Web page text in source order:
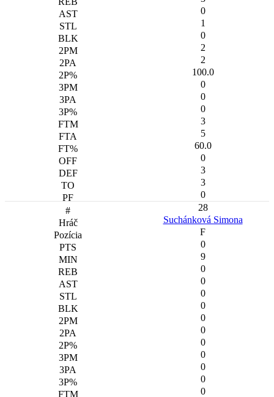
0
1
0
2
2
100.0
0
0
0
3
5
60.0
0
3
3
0
28
Suchánková Simona
F
0
9
0
0
0
0
0
0
0
0
0
0
0